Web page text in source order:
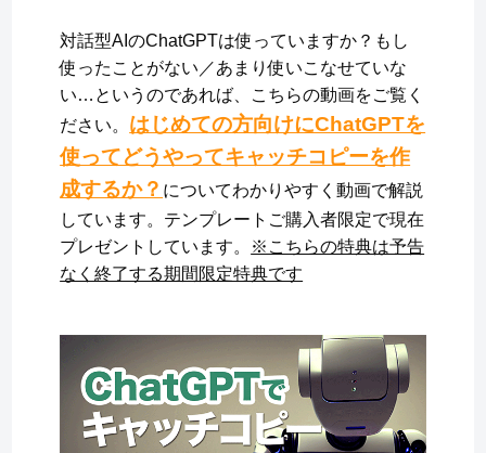
対話型AIのChatGPTは使っていますか？もし
使ったことがない／あまり使いこなせていな
い…というのであれば、こちらの動画をご覧く
ださい。 はじめての方向けにChatGPTを
使ってどうやってキャッチコピーを作
成するか？ についてわかりやすく動画で解説
しています。テンプレートご購入者限定で現在
プレゼントしています。
※こちらの特典は予告
なく終了する期間限定特典です